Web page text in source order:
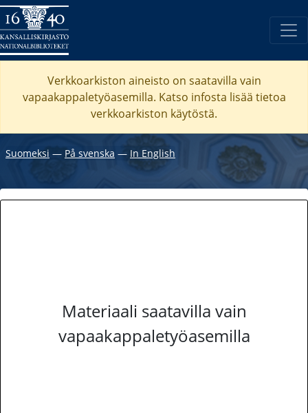
Verkkoarkiston aineisto on saatavilla vain
vapaakappaletyöasemilla. Katso infosta lisää tietoa
verkkoarkiston käytöstä.
Suomeksi ― På svenska ― In English
Materiaali saatavilla vain
vapaakappaletyöasemilla